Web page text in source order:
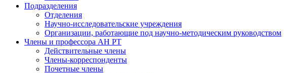
Подразделения
Отделения
Научно-исследовательские учреждения
Организации, работающие под научно-методическим руководством
Члены и профессора АН РТ
Действительные члены
Члены-корреспонденты
Почетные члены